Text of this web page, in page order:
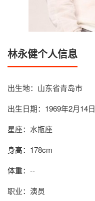
林永健个人信息
出生地：山东省青岛市
出生日期：1969年2月14日
星座：水瓶座
身高：178cm
体重：--
职业：演员